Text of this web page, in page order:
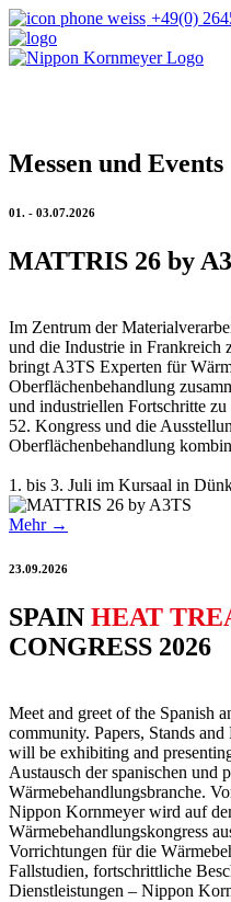
+49(0)
Messen und Events
01. - 03.07.2026
MATTRIS 26 by
Im Zentrum der
und die Industrie in Frankreich
bringt A3TS Experten für
Oberflächenbehandlung
und industriellen Fortschritte
52. Kongress und die
Oberflächenbehandlung
1. bis 3. Juli im Kursaal in
Mehr →
23.09.2026
SPAIN HEAT
CONGRESS 2026
Meet and greet of the Spanish
community. Papers, Stands
will be exhibiting and
Austausch der spanischen und
Wärmebehandlungsbranche.
Nippon Kornmeyer wird auf
Wärmebehandlungskongress
Vorrichtungen für die
Fallstudien, fortschrittliche
Dienstleistungen – Nippon